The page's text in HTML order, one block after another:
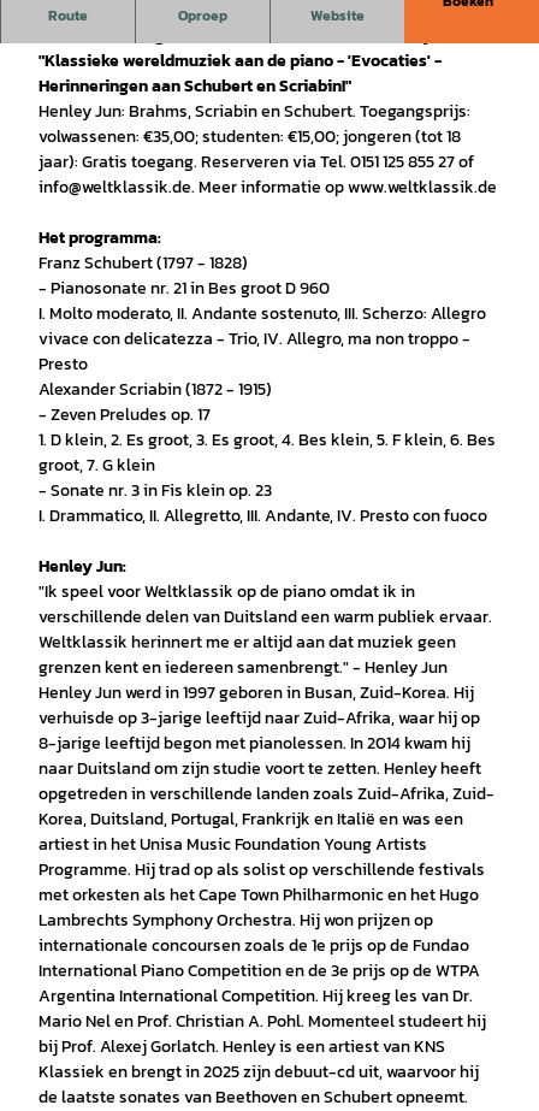
Route Oproep Website
"Klassieke wereldmuziek op de piano!" vindt plaats op de
"Klassieke wereldmuziek aan de piano - 'Evocaties' -
Herinneringen aan Schubert en Scriabin!"
Henley Jun: Brahms, Scriabin en Schubert. Toegangsprijs:
volwassenen: €35,00; studenten: €15,00; jongeren (tot 18
jaar): Gratis toegang. Reserveren via Tel. 0151 125 855 27 of
info@weltklassik.de. Meer informatie op www.weltklassik.de
Het programma:
Franz Schubert (1797 - 1828)
- Pianosonate nr. 21 in Bes groot D 960
I. Molto moderato, II. Andante sostenuto, III. Scherzo: Allegro
vivace con delicatezza - Trio, IV. Allegro, ma non troppo -
Presto
Alexander Scriabin (1872 - 1915)
- Zeven Preludes op. 17
1. D klein, 2. Es groot, 3. Es groot, 4. Bes klein, 5. F klein, 6. Bes
groot, 7. G klein
- Sonate nr. 3 in Fis klein op. 23
I. Drammatico, II. Allegretto, III. Andante, IV. Presto con fuoco
Henley Jun:
"Ik speel voor Weltklassik op de piano omdat ik in
verschillende delen van Duitsland een warm publiek ervaar.
Weltklassik herinnert me er altijd aan dat muziek geen
grenzen kent en iedereen samenbrengt." - Henley Jun
Henley Jun werd in 1997 geboren in Busan, Zuid-Korea. Hij
verhuisde op 3-jarige leeftijd naar Zuid-Afrika, waar hij op
8-jarige leeftijd begon met pianolessen. In 2014 kwam hij
naar Duitsland om zijn studie voort te zetten. Henley heeft
opgetreden in verschillende landen zoals Zuid-Afrika, Zuid-
Korea, Duitsland, Portugal, Frankrijk en Italië en was een
artiest in het Unisa Music Foundation Young Artists
Programme. Hij trad op als solist op verschillende festivals
met orkesten als het Cape Town Philharmonic en het Hugo
Lambrechts Symphony Orchestra. Hij won prijzen op
internationale concoursen zoals de 1e prijs op de Fundao
International Piano Competition en de 3e prijs op de WTPA
Argentina International Competition. Hij kreeg les van Dr.
Mario Nel en Prof. Christian A. Pohl. Momenteel studeert hij
bij Prof. Alexej Gorlatch. Henley is een artiest van KNS
Klassiek en brengt in 2025 zijn debuut-cd uit, waarvoor hij
de laatste sonates van Beethoven en Schubert opneemt.